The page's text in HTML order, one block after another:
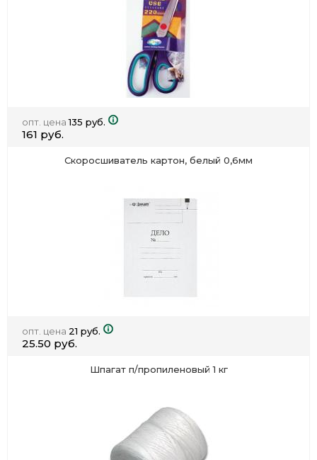
опт. цена135 руб.
161 руб.
Скоросшиватель картон, белый 0,6мм
опт. цена 21 руб.
25.50 руб.
Шпагат п/пропиленовый 1 кг